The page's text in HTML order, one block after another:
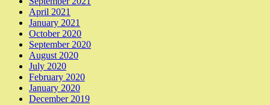
April 2021
January 2021
October 2020
September 2020
August 2020
July 2020
February 2020
January 2020
December 2019